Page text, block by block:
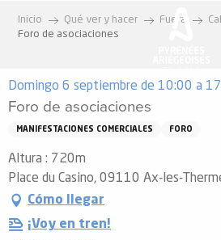
Inicio Qué ver y hacer Fuera
Foro de asociaciones
Domingo 6 septiembre de 10:00 a
Foro de asociaciones
MANIFESTACIONES COMERCIALES FORO
Altura : 720m
Place du Casino, 09110 Ax-les-
Cómo llegar
¡Voy en tren!